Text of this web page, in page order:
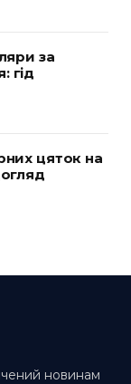
за
гід
цяток на
новинам